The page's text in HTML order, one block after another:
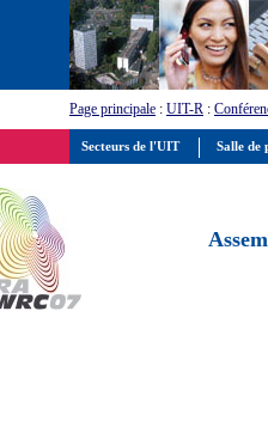
Page principale : UIT-R :
Secteurs de l'UIT Salle de